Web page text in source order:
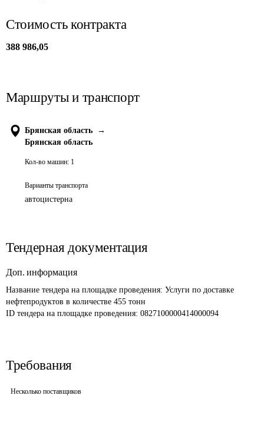
Стоимость контракта
388 986,05
Маршруты и транспорт
Брянская область
→
Брянская область
Кол-во машин: 1
Варианты транспорта
автоцистерна
Тендерная документация
Доп. информация
Название тендера на площадке проведения: Услуги по доставке
нефтепродуктов в количестве 455 тонн
ID тендера на площадке проведения: 0827100000414000094
Требования
Несколько поставщиков